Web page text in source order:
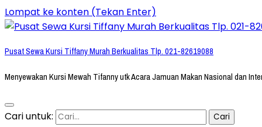
Lompat ke konten (Tekan Enter)
Pusat Sewa Kursi Tiffany Murah Berkualitas Tlp. 021-82619088
Menyewakan Kursi Mewah Tifanny utk Acara Jamuan Makan Nasional dan
Cari untuk: